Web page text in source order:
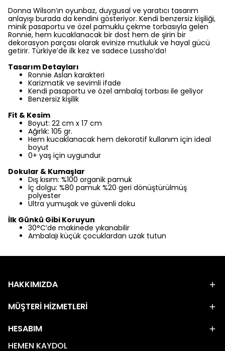
Donna Wilson’ın oyunbaz, duygusal ve yaratıcı tasarım
anlayışı burada da kendini gösteriyor. Kendi benzersiz kişiliği,
minik pasaportu ve özel pamuklu çekme torbasıyla gelen
Ronnie, hem kucaklanacak bir dost hem de şirin bir
dekorasyon parçası olarak evinize mutluluk ve hayal gücü
getirir. Türkiye’de ilk kez ve sadece Lussho’da!
Tasarım Detayları
Ronnie Aslan karakteri
Karizmatik ve sevimli ifade
Kendi pasaportu ve özel ambalaj torbası ile geliyor
Benzersiz kişilik
Fit & Kesim
Boyut: 22 cm x 17 cm
Ağırlık: 105 gr.
Hem kucaklanacak hem dekoratif kullanım için ideal
boyut
0+ yaş için uygundur
Dokular & Kumaşlar
Dış kısım: %100 organik pamuk
İç dolgu: %80 pamuk %20 geri dönüştürülmüş
polyester
Ultra yumuşak ve güvenli doku
İlk Günkü Gibi Koruyun
30°C’de makinede yıkanabilir
Ambalajı küçük çocuklardan uzak tutun
HAKKIMIZDA
MÜŞTERİ HİZMETLERİ
HESABIM
HEMEN KAYDOL